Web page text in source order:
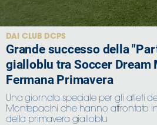
DAI CLUB DCPS
Grande successo della
gialloblu tra Soccer Dream
Fermana Primavera
Una giornata speciale per gli atleti
Montepacini che hanno affrontato
della primavera gialloblu